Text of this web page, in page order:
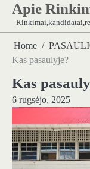
Skip
content
Apie
Home
Kas pasaulyje?
Kas
6 rugsėjo, 2025